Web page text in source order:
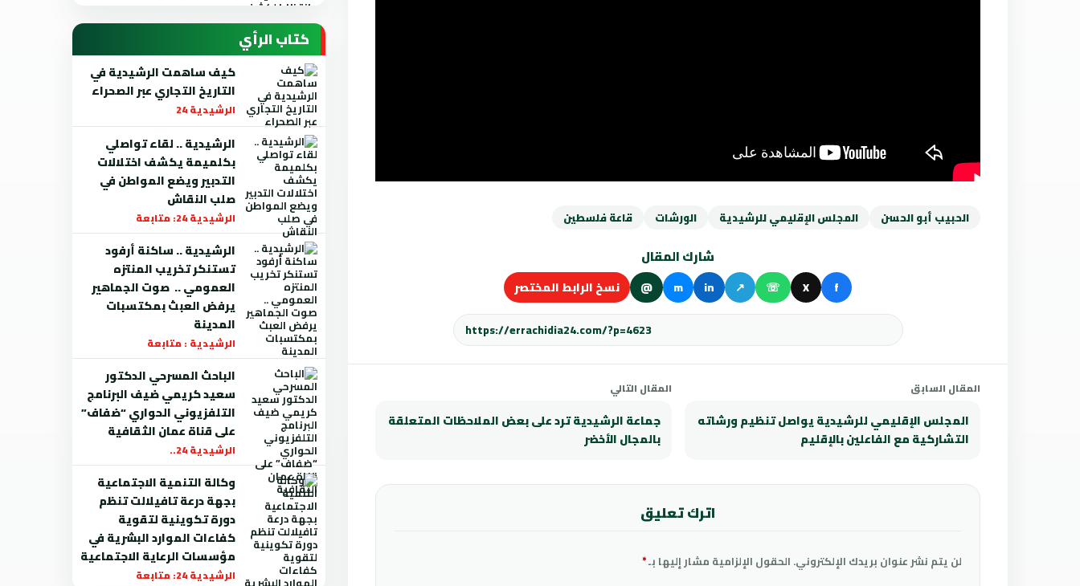
الحبيب أبو الحسن المجلس الإقليمي للرشيدية الورشات قاعة فلسطين
شارك المقال
f
X
☏
↗
in
m
@ نسخ الرابط المختصر
المقال السابق
المجلس الإقليمي للرشيدية يواصل تنظيم ورشاته
التشاركية مع الفاعلين بالإقليم
المقال التالي
جماعة الرشيدية ترد على بعض الملاحظات المتعلقة
بالمجال الأخضر
اترك تعليق
لن يتم نشر عنوان بريدك الإلكتروني. الحقول الإلزامية مشار إليها بـ*
كتاب الرأي
كيف ساهمت الرشيدية في
التاريخ التجاري عبر الصحراء
الرشيدية 24
الرشيدية .. لقاء تواصلي
بكلميمة يكشف اختلالات
التدبير ويضع المواطن في
صلب النقاش
الرشيدية 24: متابعة
الرشيدية .. ساكنة أرفود
تستنكر تخريب المنتزه
العمومي .. صوت الجماهير
يرفض العبث بمكتسبات
المدينة
الرشيدية : متابعة
الباحث المسرحي الدكتور
سعيد كريمي ضيف البرنامج
التلفزيوني الحواري “ضفاف”
على قناة عمان الثقافية
الرشيدية 24..
وكالة التنمية الاجتماعية
بجهة درعة تافيلالت تنظم
دورة تكوينية لتقوية
كفاءات الموارد البشرية في
مؤسسات الرعاية الاجتماعية
الرشيدية 24: متابعة